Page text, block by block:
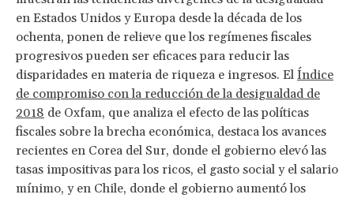
en Estados Unidos y Europa desde la década de los
ochenta, ponen de relieve que los regímenes fiscales
progresivos pueden ser eficaces para reducir las
disparidades en materia de riqueza e ingresos. El Índice
de compromiso con la reducción de la desigualdad de
2018 de Oxfam, que analiza el efecto de las políticas
fiscales sobre la brecha económica, destaca los avances
recientes en Corea del Sur, donde el gobierno elevó las
tasas impositivas para los ricos, el gasto social y el salario
mínimo, y en Chile, donde el gobierno aumentó los